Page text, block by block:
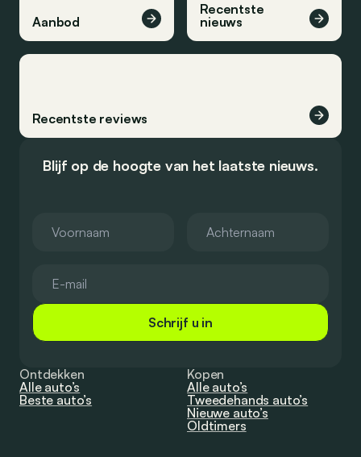
Aanbod
Recentste
nieuws
Recentste reviews
Blijf op de hoogte van het laatste nieuws.
Schrijf u in
Ontdekken
Alle auto’s
Beste auto’s
Kopen
Alle auto’s
Tweedehands auto’s
Nieuwe auto’s
Oldtimers